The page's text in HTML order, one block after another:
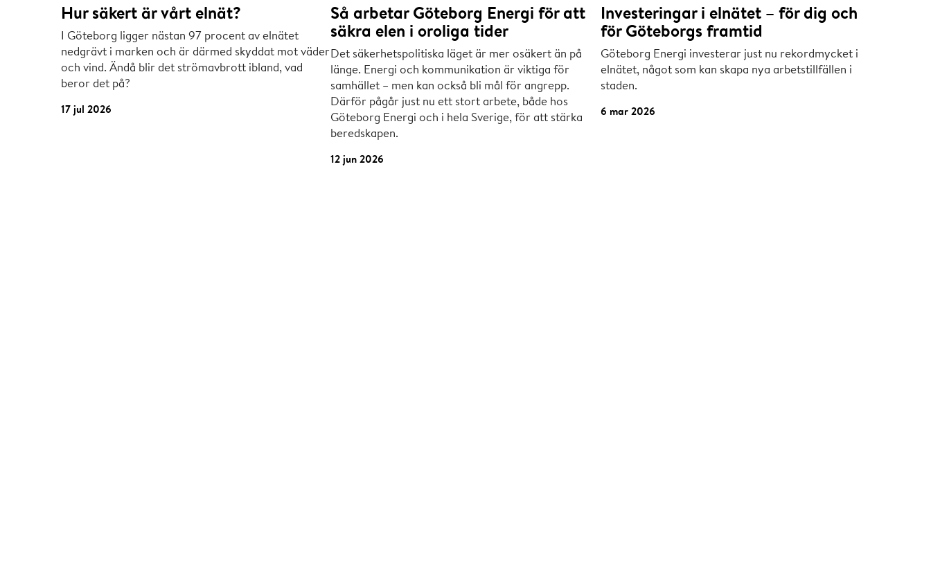
Hur säkert är vårt elnät?
I Göteborg ligger nästan 97 procent av elnätet
nedgrävt i marken och är därmed skyddat mot väder
och vind. Ändå blir det strömavbrott ibland, vad
beror det på?
17 jul 2026
Så arbetar Göteborg Energi för att
säkra elen i oroliga tider
Det säkerhetspolitiska läget är mer osäkert än på
länge. Energi och kommunikation är viktiga för
samhället – men kan också bli mål för angrepp.
Därför pågår just nu ett stort arbete, både hos
Göteborg Energi och i hela Sverige, för att stärka
beredskapen.
12 jun 2026
Investeringar i elnätet – för dig och
för Göteborgs framtid
Göteborg Energi investerar just nu rekordmycket i
elnätet, något som kan skapa nya arbetstillfällen i
staden.
6 mar 2026